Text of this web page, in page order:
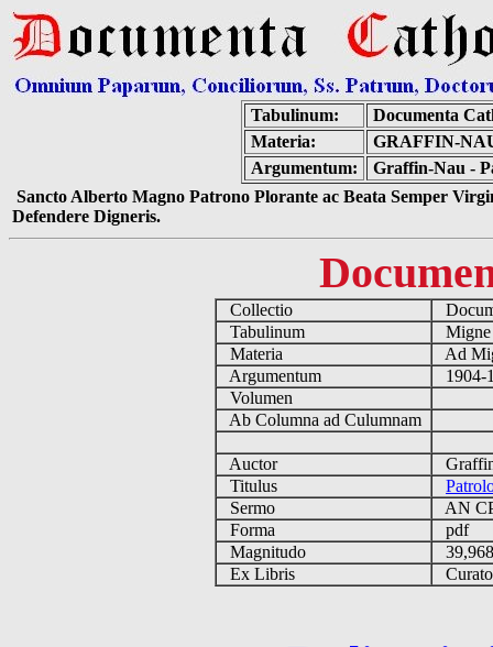
Tabulinum:
Documenta
Materia:
GRAFFIN-
Argumentum:
Graffin-Nau -
Sancto Alberto Magno Patrono Plorante ac Beata Semper
Defendere Digneris.
Collectio
Tabulinum
Materia
Ad
Argumentum
1904-
Volumen
Ab Columna ad Culumnam
Auctor
Titulus
Sermo
AN
Forma
pdf
Magnitudo
Ex Libris